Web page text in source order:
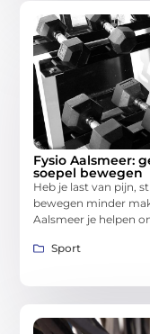
Fysio Aalsmeer:
soepel bewegen
Heb je last van pijn,
bewegen minder
Aalsmeer je helpen
Sport